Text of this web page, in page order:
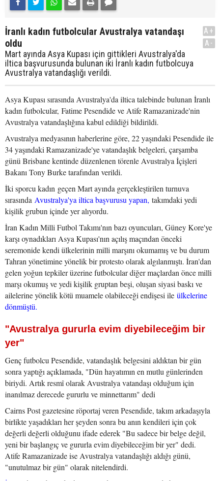
İranlı kadın futbolcular Avustralya vatandaşı
oldu
Mart ayında Asya Kupası için gittikleri Avustralya'da
iltica başvurusunda bulunan iki İranlı kadın futbolcuya
Avustralya vatandaşlığı verildi.
A+
A-
Asya Kupası sırasında Avustralya'da iltica talebinde bulunan İranlı
kadın futbolcular, Fatime Pesendide ve Atife Ramazanizade'nin
Avustralya vatandaşlığına kabul edildiği bildirildi.
Avustralya medyasının haberlerine göre, 22 yaşındaki Pesendide ile
34 yaşındaki Ramazanizade'ye vatandaşlık belgeleri, çarşamba
günü Brisbane kentinde düzenlenen törenle Avustralya İçişleri
Bakanı Tony Burke tarafından verildi.
İki sporcu kadın geçen Mart ayında gerçekleştirilen turnuva
sırasında Avustralya'ya iltica başvurusu yapan, takımdaki yedi
kişilik grubun içinde yer alıyordu.
İran Kadın Milli Futbol Takımı'nın bazı oyuncuları, Güney Kore'ye
karşı oynadıkları Asya Kupası'nın açılış maçından önceki
seremonide kendi ülkelerinin milli marşını okumamış ve bu durum
Tahran yönetimine yönelik bir protesto olarak algılanmıştı. İran'dan
gelen yoğun tepkiler üzerine futbolcular diğer maçlardan önce milli
marşı okumuş ve yedi kişilik gruptan beşi, oluşan siyasi baskı ve
ailelerine yönelik kötü muamele olabileceği endişesi ile ülkelerine
dönmüştü.
"Avustralya gururla evim diyebileceğim bir
yer"
Genç futbolcu Pesendide, vatandaşlık belgesini aldıktan bir gün
sonra yaptığı açıklamada, "Dün hayatımın en mutlu günlerinden
biriydi. Artık resmî olarak Avustralya vatandaşı olduğum için
inanılmaz derecede gururlu ve minnettarım" dedi
Cairns Post gazetesine röportaj veren Pesendide, takım arkadaşıyla
birlikte yaşadıkları her şeyden sonra bu anın kendileri için çok
değerli değerli olduğunu ifade ederek "Bu sadece bir belge değil,
yeni bir başlangıç ve gururla evim diyebileceğim bir yer" dedi.
Atife Ramazanizade ise Avustralya vatandaşlığı aldığı günü,
"unutulmaz bir gün" olarak nitelendirdi.